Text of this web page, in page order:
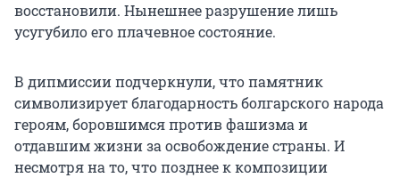
восстановили. Нынешнее разрушение лишь
усугубило его плачевное состояние.
В дипмиссии подчеркнули, что памятник
символизирует благодарность болгарского народа
героям, боровшимся против фашизма и
отдавшим жизни за освобождение страны. И
несмотря на то, что позднее к композиции